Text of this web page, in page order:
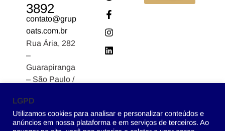
3892
contato@grup
oats.com.br
Rua Ária, 282
–
Guarapiranga
– São Paulo /
04902-170
LGPD
Utilizamos cookies para analisar e personalizar conteúdos e
anúncios em nossa plataforma e em serviços de terceiros. Ao